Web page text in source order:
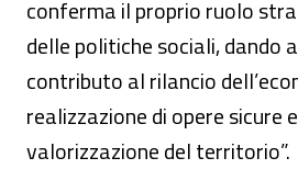
conferma il proprio ruolo
delle politiche sociali, dando
contributo al rilancio
realizzazione di opere sicure
valorizzazione del territorio”.